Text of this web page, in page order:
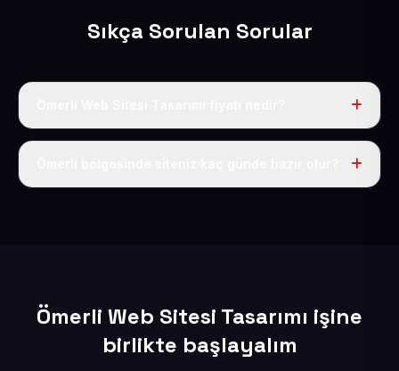
Sıkça Sorulan Sorular
Tek fiyat uygulanır: yıllık 50 USD + KDV. Bu bedele alan
Ömerli Web Sitesi Tasarımı işine
birlikte başlayalım